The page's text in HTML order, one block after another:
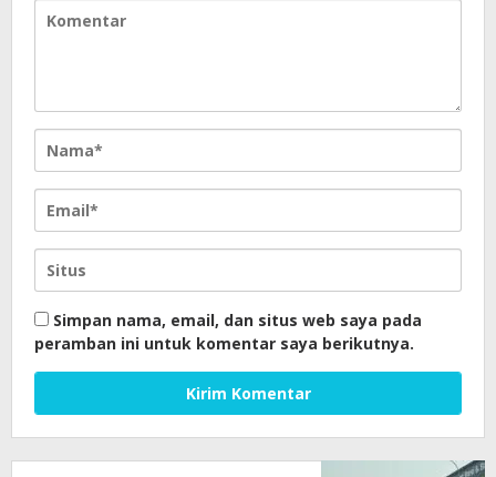
Simpan nama, email, dan situs web saya pada
peramban ini untuk komentar saya berikutnya.